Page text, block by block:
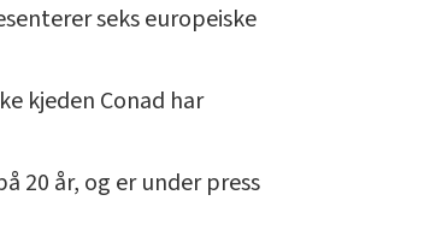
seks europeiske
kjeden Conad har
20 år, og er under press